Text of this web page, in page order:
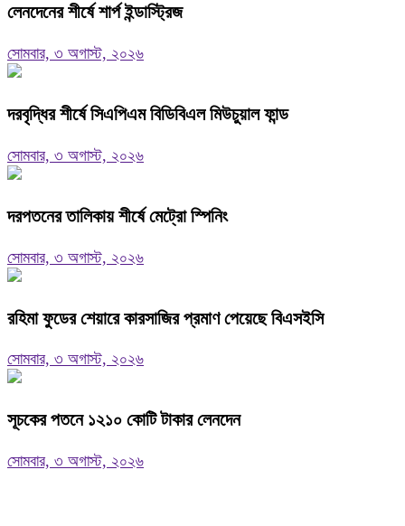
লেনদেনের শীর্ষে শার্প ইন্ডাস্ট্রিজ
সোমবার, ৩ অগাস্ট, ২০২৬
দরবৃদ্ধির শীর্ষে সিএপিএম বিডিবিএল মিউচুয়াল ফান্ড
সোমবার, ৩ অগাস্ট, ২০২৬
দরপতনের তালিকায় শীর্ষে মেট্রো স্পিনিং
সোমবার, ৩ অগাস্ট, ২০২৬
রহিমা ফুডের শেয়ারে কারসাজির প্রমাণ পেয়েছে বিএসইসি
সোমবার, ৩ অগাস্ট, ২০২৬
সূচকের পতনে ১২১০ কোটি টাকার লেনদেন
সোমবার, ৩ অগাস্ট, ২০২৬